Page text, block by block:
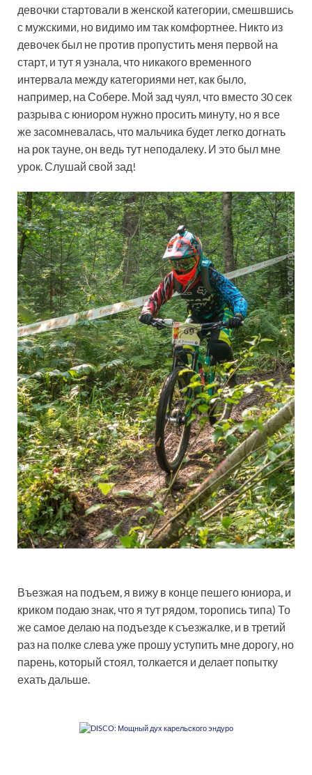
девочки стартовали в женской категории, смешвшись
с мужскими, но видимо им так комфортнее. Никто из
девочек был не против пропустить меня первой на
старт, и тут я узнала, что никакого временного
интервала между категориями нет, как было,
например, на Собере. Мой зад чуял, что вместо 30 сек
разрыва с юниором нужно просить минуту, но я все
же засомневалась, что мальчика будет легко догнать
на рок тауне, он ведь тут неподалеку. И это был мне
урок. Слушай свой зад!
Въезжая на подъем, я вижу в конце пешего юниора, и
криком подаю знак, что я тут рядом, торопись типа) То
же самое делаю на подъезде к съезжалке, и в третий
раз на полке слева уже прошу уступить мне дорогу, но
парень, который стоял, толкается и делает попытку
ехать дальше.